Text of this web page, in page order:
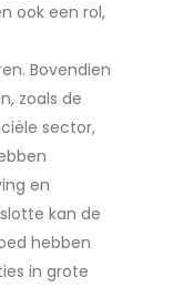
ook een rol,
Bovendien
zoals de
sector,
en
kan de
hebben
in grote